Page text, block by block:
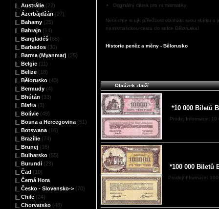
|_ Austrálie (22)
|_ Ázerbájdžán (27)
|_ Bahamy (25)
|_ Bahrajn (14)
|_ Bangladéš (65)
|_ Barbados (30)
|_ Barma (Myanmar) (25)
|_ Belgie (11)
|_ Belize (18)
|_ Bělorusko (43)
|_ Bermudy (4)
|_ Bhútán (33)
|_ Biafra (3)
|_ Bolívie (49)
|_ Bosna a Hercegovina (51)
|_ Botswana (16)
|_ Brazílie (74)
|_ Brunej (16)
|_ Bulharsko (55)
|_ Burundi (29)
|_ Čad (10)
|_ Černá Hora
|_ Česko - Slovensko-> (70)
|_ Chile (24)
|_ Chorvatsko (48)
Originální dárek pro numismatiky
Nenechte si ujít příležitost obohatit svou sbírku o
numismatickou cestu do srdce Běloruska!
Historie peněz a měny - Bělorusko
Obrázek zboží
*10 000 Biletů
Prodej/Informace:
*100 000 Biletů
Prodej/Informace: